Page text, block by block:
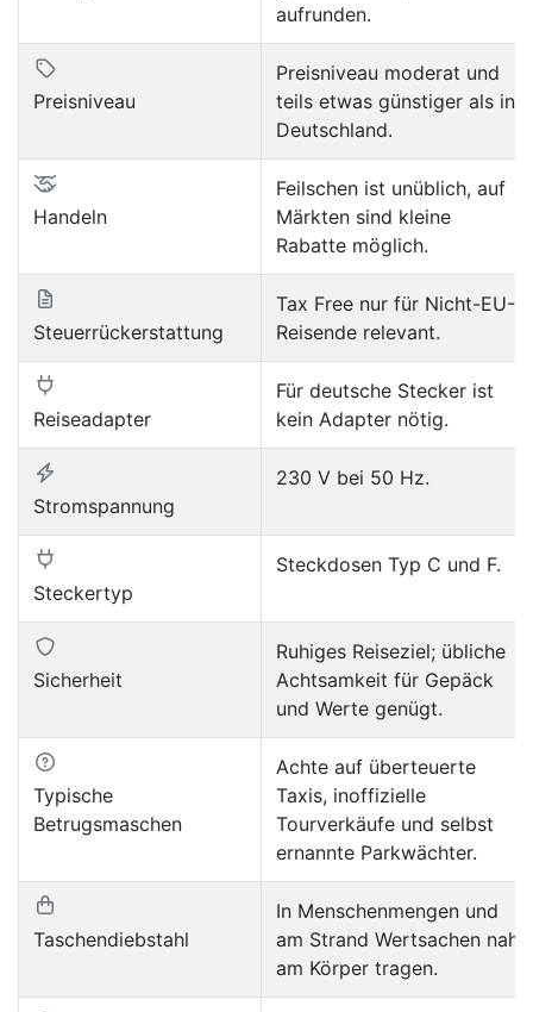
aufrunden.
Preisniveau
Preisniveau moderat und
teils etwas günstiger als in
Deutschland.
Handeln
Feilschen ist unüblich, auf
Märkten sind kleine
Rabatte möglich.
Steuerrückerstattung
Tax Free nur für Nicht-EU-
Reisende relevant.
Reiseadapter
Für deutsche Stecker ist
kein Adapter nötig.
Stromspannung
230 V bei 50 Hz.
Steckertyp
Steckdosen Typ C und F.
Sicherheit
Ruhiges Reiseziel; übliche
Achtsamkeit für Gepäck
und Werte genügt.
Typische
Betrugsmaschen
Achte auf überteuerte
Taxis, inoffizielle
Tourverkäufe und selbst
ernannte Parkwächter.
Taschendiebstahl
In Menschenmengen und
am Strand Wertsachen nah
am Körper tragen.